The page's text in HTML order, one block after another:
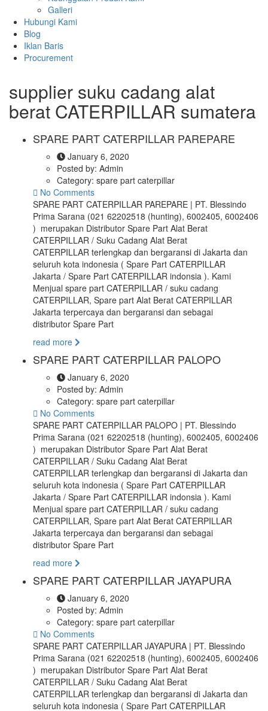
Galleri
Hubungi Kami
Blog
Iklan Baris
Procurement
supplier suku cadang alat
berat CATERPILLAR sumatera
SPARE PART CATERPILLAR PAREPARE
January 6, 2020
Posted by: Admin
Category: spare part caterpillar
No Comments
SPARE PART CATERPILLAR PAREPARE | PT. Blessindo
Prima Sarana (021 62202518 (hunting), 6002405, 6002406
) merupakan Distributor Spare Part Alat Berat
CATERPILLAR / Suku Cadang Alat Berat
CATERPILLAR terlengkap dan bergaransi di Jakarta dan
seluruh kota indonesia ( Spare Part CATERPILLAR
Jakarta / Spare Part CATERPILLAR indonsia ). Kami
Menjual spare part CATERPILLAR / suku cadang
CATERPILLAR, Spare part Alat Berat CATERPILLAR
Jakarta terpercaya dan bergaransi dan sebagai
distributor Spare Part
read more
SPARE PART CATERPILLAR PALOPO
January 6, 2020
Posted by: Admin
Category: spare part caterpillar
No Comments
SPARE PART CATERPILLAR PALOPO | PT. Blessindo
Prima Sarana (021 62202518 (hunting), 6002405, 6002406
) merupakan Distributor Spare Part Alat Berat
CATERPILLAR / Suku Cadang Alat Berat
CATERPILLAR terlengkap dan bergaransi di Jakarta dan
seluruh kota indonesia ( Spare Part CATERPILLAR
Jakarta / Spare Part CATERPILLAR indonsia ). Kami
Menjual spare part CATERPILLAR / suku cadang
CATERPILLAR, Spare part Alat Berat CATERPILLAR
Jakarta terpercaya dan bergaransi dan sebagai
distributor Spare Part
read more
SPARE PART CATERPILLAR JAYAPURA
January 6, 2020
Posted by: Admin
Category: spare part caterpillar
No Comments
SPARE PART CATERPILLAR JAYAPURA | PT. Blessindo
Prima Sarana (021 62202518 (hunting), 6002405, 6002406
) merupakan Distributor Spare Part Alat Berat
CATERPILLAR / Suku Cadang Alat Berat
CATERPILLAR terlengkap dan bergaransi di Jakarta dan
seluruh kota indonesia ( Spare Part CATERPILLAR